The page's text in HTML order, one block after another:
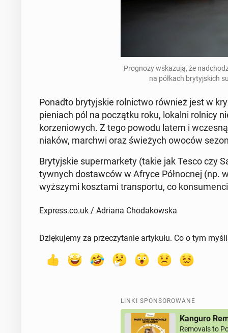
Pro­gno­zy wska­zu­ją, że
na półkach bry­tyj­skich
Ponadto bry­tyj­skie rol­nic­two również jest w
pie­niach pól na po­cząt­ku roku, lokalni rolnicy
ko­rze­nio­wych. Z tego powodu latem i
nia­ków, marchwi oraz świe­żych owoców
Bry­tyj­skie su­per­mar­ke­ty (takie jak Tesco czy
tyw­nych do­staw­ców w Afryce Pół­noc­nej (np.
wyż­szy­mi kosz­ta­mi trans­por­tu, co
Express.co.uk / Adriana Chodakowska
Dziękujemy za przeczytanie artykułu. Co o tym
LINKI SPONSOROWANE
Kanguro
Removals to